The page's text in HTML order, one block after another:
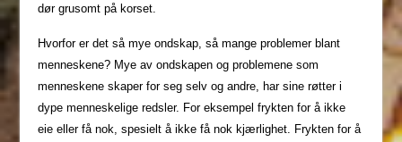
dør grusomt på korset.
Hvorfor er det så mye ondskap, så mange problemer blant
menneskene? Mye av ondskapen og problemene som
menneskene skaper for seg selv og andre, har sine røtter i
dype menneskelige redsler. For eksempel frykten for å ikke
eie eller få nok, spesielt å ikke få nok kjærlighet. Frykten for å